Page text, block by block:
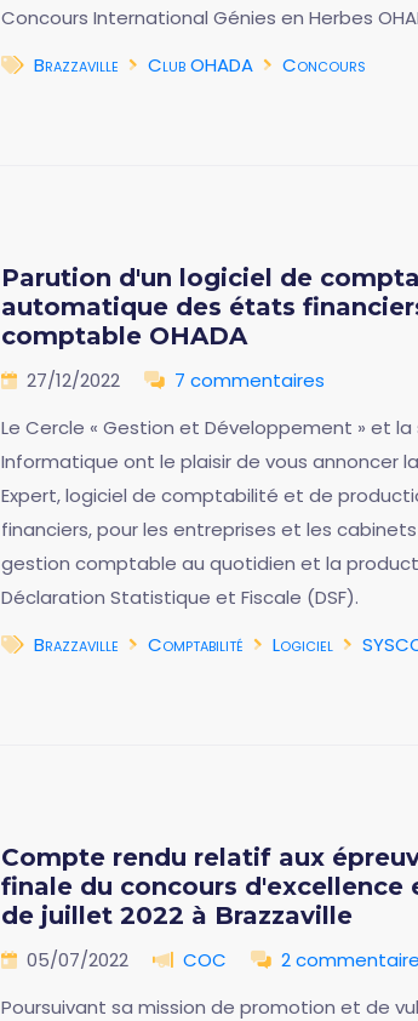
Concours International Génies en Herbes
Brazzaville
Club OHADA Concours
Parution d'un logiciel de
automatique des états
comptable OHADA
27/12/2022 7 commentaires
Le Cercle « Gestion et Développement » et
Informatique ont le plaisir de vous annoncer
Expert, logiciel de comptabilité et de
financiers, pour les entreprises et les
gestion comptable au quotidien et la
Déclaration Statistique et Fiscale (DSF).
Brazzaville
Comptabilité Logiciel
Compte rendu relatif aux
finale du concours d'excellence
de juillet 2022 à Brazzaville
05/07/2022 COC 2
Poursuivant sa mission de promotion et de